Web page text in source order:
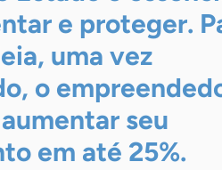
e proteger.
uma vez
o
seu
em até 25%.